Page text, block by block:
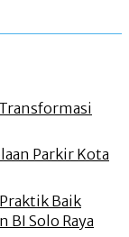
Parkir Kota
Baik
BI Solo Raya